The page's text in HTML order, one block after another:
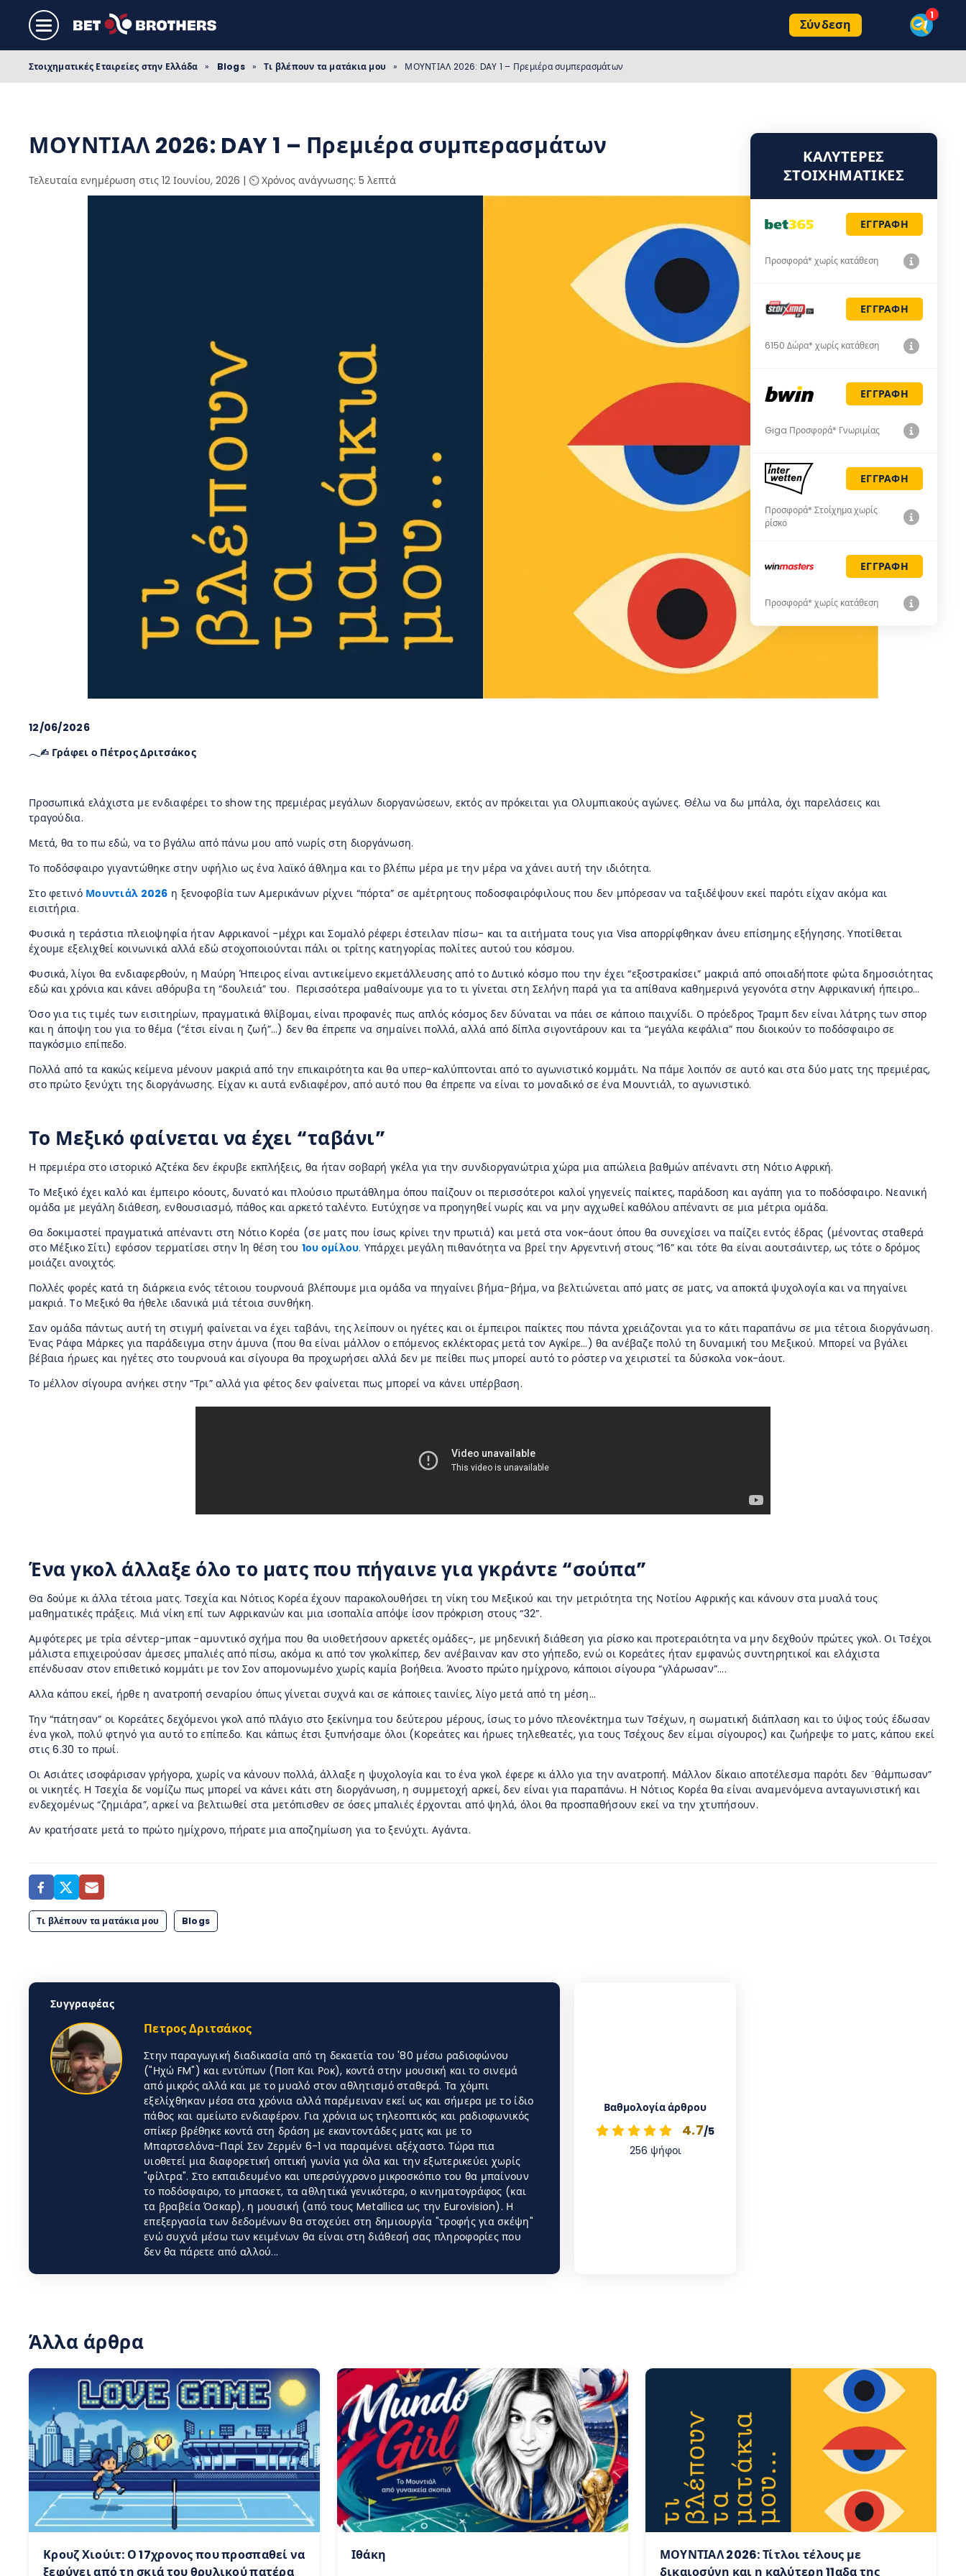
Σύνδεση
Στοιχηματικές Εταιρείες στην Ελλάδα » Blogs » Τι βλέπουν τα ματάκια μου » ΜΟΥΝΤΙΑΛ 2026: DAY 1 – Πρεμιέρα συμπερασμάτων
ΜΟΥΝΤΙΑΛ 2026: DAY 1 – Πρεμιέρα συμπερασμάτων
Τελευταία ενημέρωση στις 12 Ιουνίου, 2026 | ⏲️ Χρόνος ανάγνωσης: 5 λεπτά
12/06/2026
𓂃✍︎ Γράφει ο Πέτρος Δριτσάκος
Προσωπικά ελάχιστα με ενδιαφέρει το show της πρεμιέρας μεγάλων διοργανώσεων, εκτός αν πρόκειται για Ολυμπιακούς αγώνες. Θέλω να δω μπάλα, όχι παρελάσεις και
τραγούδια.
Μετά, θα το πω εδώ, να το βγάλω από πάνω μου από νωρίς στη διοργάνωση.
Το ποδόσφαιρο γιγαντώθηκε στην υφήλιο ως ένα λαϊκό άθλημα και το βλέπω μέρα με την μέρα να χάνει αυτή την ιδιότητα.
Στο φετινό Μουντιάλ 2026 η ξενοφοβία των Αμερικάνων ρίχνει “πόρτα” σε αμέτρητους ποδοσφαιρόφιλους που δεν μπόρεσαν να ταξιδέψουν εκεί παρότι είχαν ακόμα και
εισιτήρια.
Φυσικά η τεράστια πλειοψηφία ήταν Αφρικανοί -μέχρι και Σομαλό ρέφερι έστειλαν πίσω- και τα αιτήματα τους για Visa απορρίφθηκαν άνευ επίσημης εξήγησης. Υποτίθεται
έχουμε εξελιχθεί κοινωνικά αλλά εδώ στοχοποιούνται πάλι οι τρίτης κατηγορίας πολίτες αυτού του κόσμου.
Φυσικά, λίγοι θα ενδιαφερθούν, η Μαύρη Ήπειρος είναι αντικείμενο εκμετάλλευσης από το Δυτικό κόσμο που την έχει “εξοστρακίσει” μακριά από οποιαδήποτε φώτα δημοσιότητας
εδώ και χρόνια και κάνει αθόρυβα τη “δουλειά” του. Περισσότερα μαθαίνουμε για το τι γίνεται στη Σελήνη παρά για τα απίθανα καθημερινά γεγονότα στην Αφρικανική ήπειρο…
Όσο για τις τιμές των εισιτηρίων, πραγματικά θλίβομαι, είναι προφανές πως απλός κόσμος δεν δύναται να πάει σε κάποιο παιχνίδι. Ο πρόεδρος Τραμπ δεν είναι λάτρης των σπορ
και η άποψη του για το θέμα (“έτσι είναι η ζωή”…) δεν θα έπρεπε να σημαίνει πολλά, αλλά από δίπλα σιγοντάρουν και τα “μεγάλα κεφάλια” που διοικούν το ποδόσφαιρο σε
παγκόσμιο επίπεδο.
Πολλά από τα κακώς κείμενα μένουν μακριά από την επικαιρότητα και θα υπερ-καλύπτονται από το αγωνιστικό κομμάτι. Να πάμε λοιπόν σε αυτό και στα δύο ματς της πρεμιέρας,
στο πρώτο ξενύχτι της διοργάνωσης. Είχαν κι αυτά ενδιαφέρον, από αυτό που θα έπρεπε να είναι το μοναδικό σε ένα Μουντιάλ, το αγωνιστικό.
Το Μεξικό φαίνεται να έχει “ταβάνι”
Η πρεμιέρα στο ιστορικό Αζτέκα δεν έκρυβε εκπλήξεις, θα ήταν σοβαρή γκέλα για την συνδιοργανώτρια χώρα μια απώλεια βαθμών απέναντι στη Νότιο Αφρική.
Το Μεξικό έχει καλό και έμπειρο κόουτς, δυνατό και πλούσιο πρωτάθλημα όπου παίζουν οι περισσότεροι καλοί γηγενείς παίκτες, παράδοση και αγάπη για το ποδόσφαιρο. Νεανική
ομάδα με μεγάλη διάθεση, ενθουσιασμό, πάθος και αρκετό ταλέντο. Ευτύχησε να προηγηθεί νωρίς και να μην αγχωθεί καθόλου απέναντι σε μια μέτρια ομάδα.
Θα δοκιμαστεί πραγματικά απέναντι στη Νότιο Κορέα (σε ματς που ίσως κρίνει την πρωτιά) και μετά στα νοκ-άουτ όπου θα συνεχίσει να παίζει εντός έδρας (μένοντας σταθερά
στο Μέξικο Σίτι) εφόσον τερματίσει στην 1η θέση του 1ου ομίλου. Υπάρχει μεγάλη πιθανότητα να βρεί την Αργεντινή στους “16” και τότε θα είναι αουτσάιντερ, ως τότε ο δρόμος
μοιάζει ανοιχτός.
Πολλές φορές κατά τη διάρκεια ενός τέτοιου τουρνουά βλέπουμε μια ομάδα να πηγαίνει βήμα-βήμα, να βελτιώνεται από ματς σε ματς, να αποκτά ψυχολογία και να πηγαίνει
μακριά. Tο Μεξικό θα ήθελε ιδανικά μιά τέτοια συνθήκη.
Σαν ομάδα πάντως αυτή τη στιγμή φαίνεται να έχει ταβάνι, της λείπουν οι ηγέτες και οι έμπειροι παίκτες που πάντα χρειάζονται για το κάτι παραπάνω σε μια τέτοια διοργάνωση.
Ένας Ράφα Μάρκες για παράδειγμα στην άμυνα (που θα είναι μάλλον ο επόμενος εκλέκτορας μετά τον Αγκίρε…) θα ανέβαζε πολύ τη δυναμική του Μεξικού. Μπορεί να βγάλει
βέβαια ήρωες και ηγέτες στο τουρνουά και σίγουρα θα προχωρήσει αλλά δεν με πείθει πως μπορεί αυτό το ρόστερ να χειριστεί τα δύσκολα νοκ-άουτ.
Το μέλλον σίγουρα ανήκει στην “Τρι” αλλά για φέτος δεν φαίνεται πως μπορεί να κάνει υπέρβαση.
Ένα γκολ άλλαξε όλο το ματς που πήγαινε για γκράντε “σούπα”
Θα δούμε κι άλλα τέτοια ματς. Τσεχία και Νότιος Κορέα έχουν παρακολουθήσει τη νίκη του Μεξικού και την μετριότητα της Νοτίου Αφρικής και κάνουν στα μυαλά τους
μαθηματικές πράξεις. Μιά νίκη επί των Αφρικανών και μια ισοπαλία απόψε ίσον πρόκριση στους “32”.
Αμφότερες με τρία σέντερ-μπακ -αμυντικό σχήμα που θα υιοθετήσουν αρκετές ομάδες-, με μηδενική διάθεση για ρίσκο και προτεραιότητα να μην δεχθούν πρώτες γκολ. Οι Τσέχοι
μάλιστα επιχειρούσαν άμεσες μπαλιές από πίσω, ακόμα κι από τον γκολκίπερ, δεν ανέβαιναν καν στο γήπεδο, ενώ οι Κορεάτες ήταν εμφανώς συντηρητικοί και ελάχιστα
επένδυσαν στον επιθετικό κομμάτι με τον Σον απομονωμένο χωρίς καμία βοήθεια. Άνοστο πρώτο ημίχρονο, κάποιοι σίγουρα “γλάρωσαν”….
Αλλα κάπου εκεί, ήρθε η ανατροπή σεναρίου όπως γίνεται συχνά και σε κάποιες ταινίες, λίγο μετά από τη μέση…
Την “πάτησαν” οι Κορεάτες δεχόμενοι γκολ από πλάγιο στο ξεκίνημα του δεύτερου μέρους, ίσως το μόνο πλεονέκτημα των Τσέχων, η σωματική διάπλαση και το ύψος τούς έδωσαν
ένα γκολ, πολύ φτηνό για αυτό το επίπεδο. Και κάπως έτσι ξυπνήσαμε όλοι (Κορεάτες και ήρωες τηλεθεατές, για τους Τσέχους δεν είμαι σίγουρος) και ζωήρεψε το ματς, κάπου εκεί
στις 6.30 το πρωί.
Οι Ασιάτες ισοφάρισαν γρήγορα, χωρίς να κάνουν πολλά, άλλαξε η ψυχολογία και το ένα γκολ έφερε κι άλλο για την ανατροπή. Μάλλον δίκαιο αποτέλεσμα παρότι δεν ¨θάμπωσαν”
οι νικητές. Η Τσεχία δε νομίζω πως μπορεί να κάνει κάτι στη διοργάνωση, η συμμετοχή αρκεί, δεν είναι για παραπάνω. Η Νότιος Κορέα θα είναι αναμενόμενα ανταγωνιστική και
ενδεχομένως “ζημιάρα”, αρκεί να βελτιωθεί στα μετόπισθεν σε όσες μπαλιές έρχονται από ψηλά, όλοι θα προσπαθήσουν εκεί να την χτυπήσουν.
Αν κρατήσατε μετά το πρώτο ημίχρονο, πήρατε μια αποζημίωση για το ξενύχτι. Αγάντα.
Τι βλέπουν τα ματάκια μου Blogs
Συγγραφέας
Πετρος Δριτσάκος
Στην παραγωγική διαδικασία από τη δεκαετία του '80 μέσω ραδιοφώνου
("Ηχώ FM") και εντύπων (Ποπ Και Ροκ), κοντά στην μουσική και το σινεμά
από μικρός αλλά και με το μυαλό στον αθλητισμό σταθερά. Τα χόμπι
εξελίχθηκαν μέσα στα χρόνια αλλά παρέμειναν εκεί ως και σήμερα με το ίδιο
πάθος και αμείωτο ενδιαφέρον. Για χρόνια ως τηλεοπτικός και ραδιοφωνικός
σπίκερ βρέθηκε κοντά στη δράση με εκαντοντάδες ματς και με το
Μπαρτσελόνα-Παρί Σεν Ζερμέν 6-1 να παραμένει αξέχαστο. Τώρα πια
υιοθετεί μια διαφορετική οπτική γωνία για όλα και την εξωτερικεύει χωρίς
"φίλτρα". Στο εκπαιδευμένο και υπερσύγχρονο μικροσκόπιο του θα μπαίνουν
το ποδόσφαιρο, το μπασκετ, τα αθλητικά γενικότερα, ο κινηματογράφος (και
τα βραβεία Όσκαρ), η μουσική (από τoυς Metallica ως την Eurovision). Η
επεξεργασία των δεδομένων θα στοχεύει στη δημιουργία "τροφής για σκέψη"
ενώ συχνά μέσω των κειμένων θα είναι στη διάθεσή σας πληροφορίες που
δεν θα πάρετε από αλλού...
Βαθμολογία άρθρου
4.7/5
256 ψήφοι
Άλλα άρθρα
Κρουζ Χιούιτ: Ο 17χρονος που προσπαθεί να
ξεφύγει από τη σκιά του θρυλικού πατέρα
Ιθάκη
ΜΟΥΝΤΙΑΛ 2026: Τίτλοι τέλους με
δικαιοσύνη και η καλύτερη 11αδα της
ΚΑΛΎΤΕΡΕΣ
ΣΤΟΙΧΗΜΑΤΙΚΈΣ
ΕΓΓΡΑΦΗ
Προσφορά* χωρίς κατάθεση
ΕΓΓΡΑΦΗ
6150 Δώρα* χωρίς κατάθεση
ΕΓΓΡΑΦΗ
Giga Προσφορά* Γνωριμίας
ΕΓΓΡΑΦΗ
Προσφορά* Στοίχημα χωρίς
ρίσκο
ΕΓΓΡΑΦΗ
Προσφορά* χωρίς κατάθεση